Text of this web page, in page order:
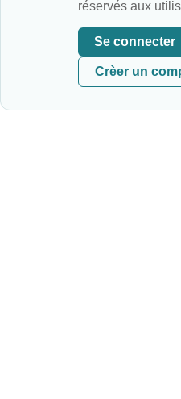
réservés aux
Se connecter
Crèer un